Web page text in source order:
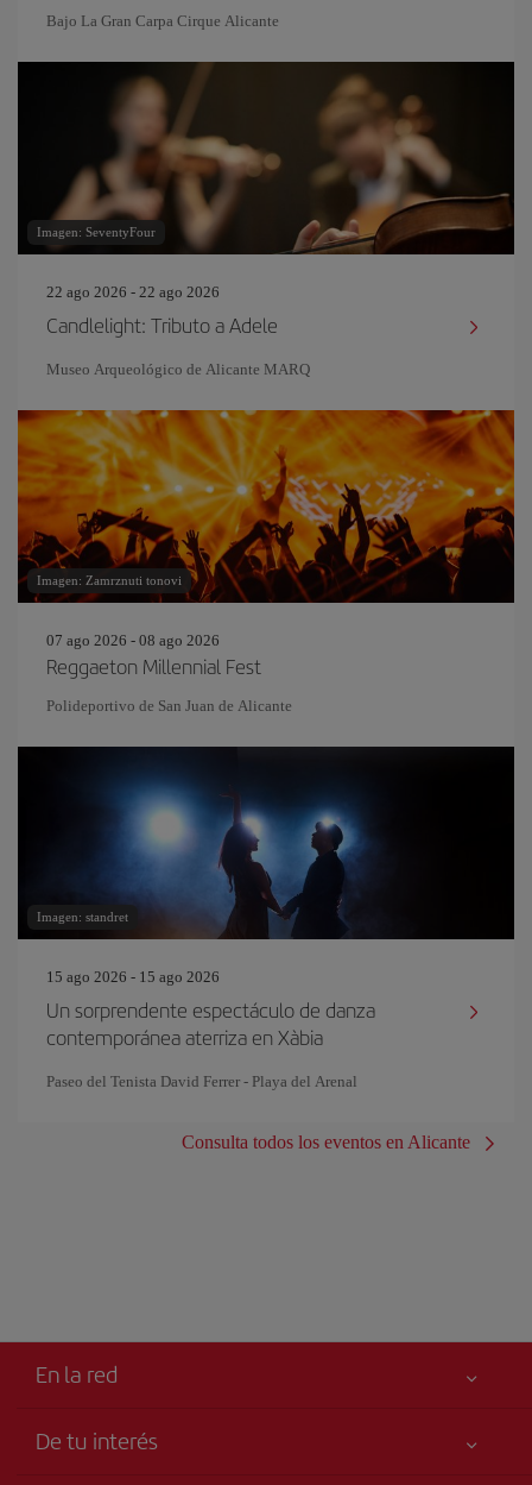
Bajo La Gran Carpa Cirque Alicante
Imagen: SeventyFour
22 ago 2026 - 22 ago 2026
Candlelight: Tributo a Adele
Museo Arqueológico de Alicante MARQ
Imagen: Zamrznuti tonovi
07 ago 2026 - 08 ago 2026
Reggaeton Millennial Fest
Polideportivo de San Juan de Alicante
Imagen: standret
15 ago 2026 - 15 ago 2026
Un sorprendente espectáculo de danza
contemporánea aterriza en Xàbia
Paseo del Tenista David Ferrer - Playa del Arenal
Consulta todos los eventos en Alicante
En la red
De tu interés